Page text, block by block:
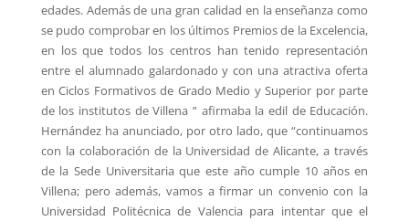
edades. Además de una gran calidad en la enseñanza como
se pudo comprobar en los últimos Premios de la Excelencia,
en los que todos los centros han tenido representación
entre el alumnado galardonado y con una atractiva oferta
en Ciclos Formativos de Grado Medio y Superior por parte
de los institutos de Villena ” afirmaba la edil de Educación.
Hernández ha anunciado, por otro lado, que “continuamos
con la colaboración de la Universidad de Alicante, a través
de la Sede Universitaria que este año cumple 10 años en
Villena; pero además, vamos a firmar un convenio con la
Universidad Politécnica de Valencia para intentar que el